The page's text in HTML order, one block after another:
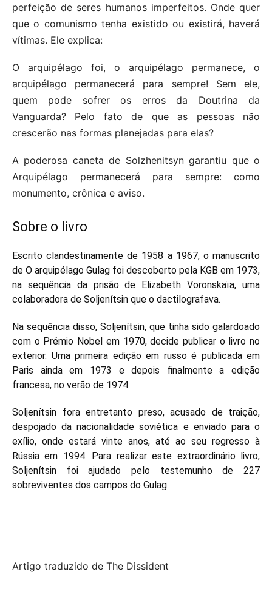
perfeição de seres humanos imperfeitos. Onde quer
que o comunismo tenha existido ou existirá, haverá
vítimas. Ele explica:
O arquipélago foi, o arquipélago permanece, o
arquipélago permanecerá para sempre! Sem ele,
quem pode sofrer os erros da Doutrina da
Vanguarda? Pelo fato de que as pessoas não
crescerão nas formas planejadas para elas?
A poderosa caneta de Solzhenitsyn garantiu que o
Arquipélago permanecerá para sempre: como
monumento, crônica e aviso.
Sobre o livro
Escrito clandestinamente de 1958 a 1967, o manuscrito
de O arquipélago Gulag foi descoberto pela KGB em 1973,
na sequência da prisão de Elizabeth Voronskaïa, uma
colaboradora de Soljenítsin que o dactilografava.
Na sequência disso, Soljenítsin, que tinha sido galardoado
com o Prémio Nobel em 1970, decide publicar o livro no
exterior. Uma primeira edição em russo é publicada em
Paris ainda em 1973 e depois finalmente a edição
francesa, no verão de 1974.
Soljenítsin fora entretanto preso, acusado de traição,
despojado da nacionalidade soviética e enviado para o
exílio, onde estará vinte anos, até ao seu regresso à
Rússia em 1994. Para realizar este extraordinário livro,
Soljenítsin foi ajudado pelo testemunho de 227
sobreviventes dos campos do Gulag.
Artigo traduzido de The Dissident